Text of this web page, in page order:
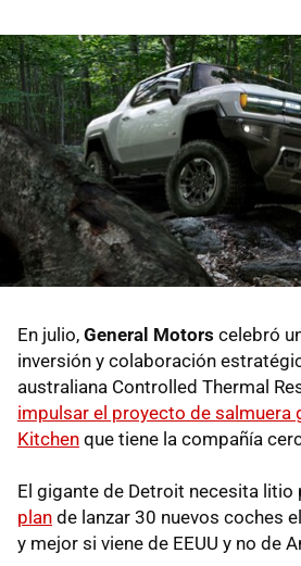
En julio, General Motors celebró
inversión y colaboración
australiana Controlled Thermal
impulsar el proyecto de salmuera
Kitchen que tiene la compañía
El gigante de Detroit necesita litio
plan de lanzar 30 nuevos coches
y mejor si viene de EEUU y no de